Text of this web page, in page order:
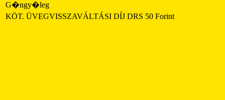
G�ngy�leg
KÖT. ÜVEGVISSZAVÁLTÁSI DÍJ DRS 50 Forint